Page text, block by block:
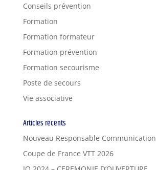
Conseils prévention
Formation
Formation formateur
Formation prévention
Formation secourisme
Poste de secours
Vie associative
Articles récents
Nouveau Responsable Communication
Coupe de France VTT 2026